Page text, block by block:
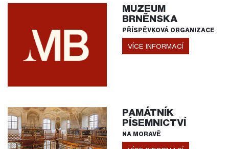
MUZEUM
BRNĚNSKA
PŘÍSPĚVKOVÁ ORGANIZACE
VÍCE INFORMACÍ
PAMÁTNÍK
PÍSEMNICTVÍ
NA MORAVĚ